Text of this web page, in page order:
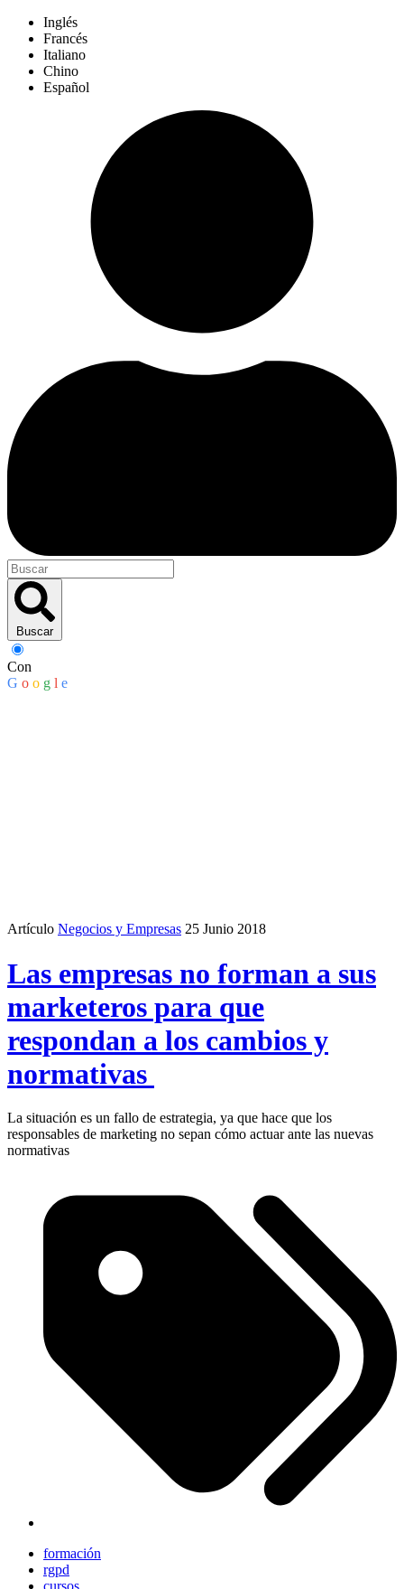
Inglés
Francés
Italiano
Chino
Español
Buscar
Con
G o o g l e
Artículo Negocios y Empresas 25 Junio 2018
Las empresas no forman a sus
marketeros para que
respondan a los cambios y
normativas
La situación es un fallo de estrategia, ya que hace que los
responsables de marketing no sepan cómo actuar ante las nuevas
normativas
formación
rgpd
cursos